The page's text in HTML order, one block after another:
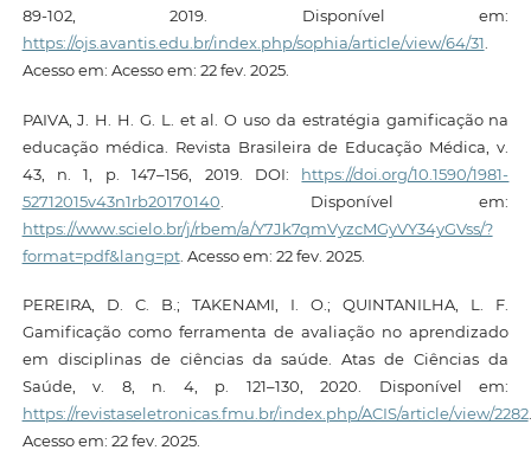
89-102, 2019. Disponível em:
https://ojs.avantis.edu.br/index.php/sophia/article/view/64/31.
Acesso em: Acesso em: 22 fev. 2025.
PAIVA, J. H. H. G. L. et al. O uso da estratégia gamificação na
educação médica. Revista Brasileira de Educação Médica, v.
43, n. 1, p. 147–156, 2019. DOI: https://doi.org/10.1590/1981-
52712015v43n1rb20170140 . Disponível em:
https://www.scielo.br/j/rbem/a/Y7Jk7qmVyzcMGyVY34yGVss/?
format=pdf&lang=pt. Acesso em: 22 fev. 2025.
PEREIRA, D. C. B.; TAKENAMI, I. O.; QUINTANILHA, L. F.
Gamificação como ferramenta de avaliação no aprendizado
em disciplinas de ciências da saúde. Atas de Ciências da
Saúde, v. 8, n. 4, p. 121–130, 2020. Disponível em:
https://revistaseletronicas.fmu.br/index.php/ACIS/article/view/2282.
Acesso em: 22 fev. 2025.